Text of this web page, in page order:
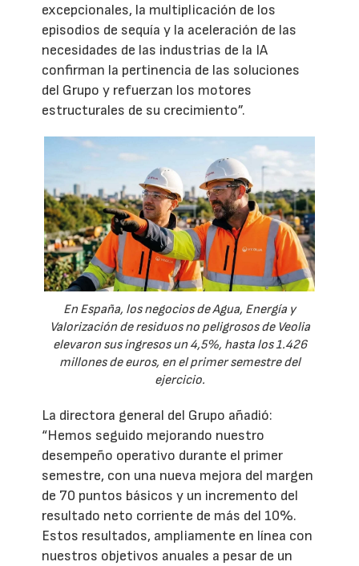
excepcionales, la multiplicación de los
episodios de sequía y la aceleración de las
necesidades de las industrias de la IA
confirman la pertinencia de las soluciones
del Grupo y refuerzan los motores
estructurales de su crecimiento”.
En España, los negocios de Agua, Energía y
Valorización de residuos no peligrosos de Veolia
elevaron sus ingresos un 4,5%, hasta los 1.426
millones de euros, en el primer semestre del
ejercicio.
La directora general del Grupo añadió:
“Hemos seguido mejorando nuestro
desempeño operativo durante el primer
semestre, con una nueva mejora del margen
de 70 puntos básicos y un incremento del
resultado neto corriente de más del 10%.
Estos resultados, ampliamente en línea con
nuestros objetivos anuales a pesar de un